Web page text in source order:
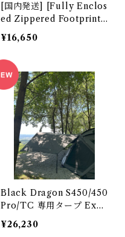
[国内発送] [Fully Enclos
ed Zippered Footprint]
フットプリント｜S450/S4
50 Pro/S450 Pro T/C用
オプション 全周ファスナ
ー 2224040006-01
¥16,650
Black Dragon S450/450
Pro/TC 専用タープ Excl
usive Tarp
¥26,230